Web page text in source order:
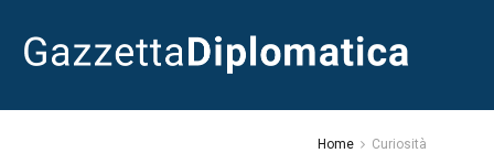
Home Curiosità